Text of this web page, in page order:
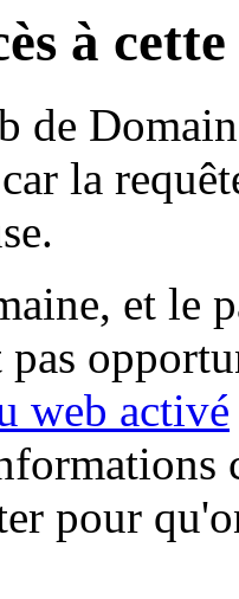
à
de
la
et le
pas
web activé
pour